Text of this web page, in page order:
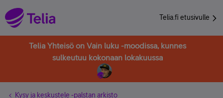
Telia.fi etusivulle
Telia Yhteisö on Vain luku -moodissa, kunnes
sulkeutuu kokonaan lokakuussa
Kysy ja keskustele -palstan arkisto